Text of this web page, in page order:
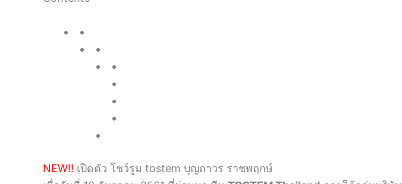
NEW!! เปิดตัว โชว์รูม tostem บุญถาวร ราชพฤกษ์